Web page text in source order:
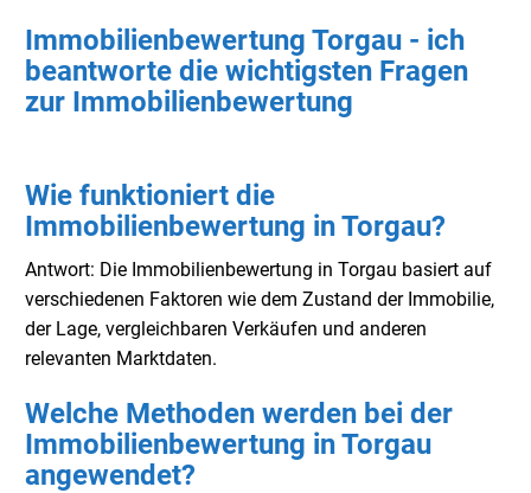
Immobilienbewertung Torgau - ich
beantworte die wichtigsten Fragen
zur Immobilienbewertung
Wie funktioniert die
Immobilienbewertung in Torgau?
Antwort: Die Immobilienbewertung in Torgau basiert auf
verschiedenen Faktoren wie dem Zustand der Immobilie,
der Lage, vergleichbaren Verkäufen und anderen
relevanten Marktdaten.
Welche Methoden werden bei der
Immobilienbewertung in Torgau
angewendet?